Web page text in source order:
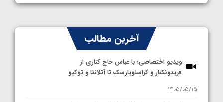
آخرین مطالب
ویدیو اختصاصی؛ با عباس حاج کناری از
فریدونکنار و کراسنویارسک تا آتلانتا و توکیو
1405/05/15